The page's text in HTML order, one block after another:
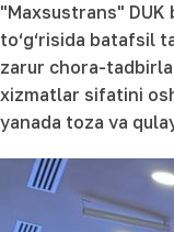
"Maxsustrans"
to‘g‘risida batafsil
zarur chora-
xizmatlar sifatini
yanada toza va